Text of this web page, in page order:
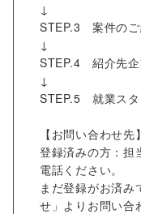
↓
STEP.3 案件のご
↓
STEP.4 紹介先企
↓
STEP.5 就業スタ
【お問い合わせ先】
登録済みの方：担
電話ください。
まだ登録がお済み
せ」よりお問い合